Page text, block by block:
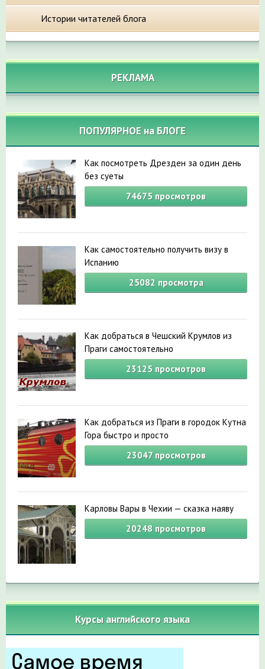
Истории читателей блога
РЕКЛАМА
ПОПУЛЯРНОЕ на БЛОГЕ
Как посмотреть Дрезден за один день
без суеты
74675 просмотров
Как самостоятельно получить визу в
Испанию
25082 просмотра
Как добраться в Чешский Крумлов из
Праги самостоятельно
23125 просмотров
Как добраться из Праги в городок Кутна
Гора быстро и просто
23047просмотров
Карловы Вары в Чехии — сказка наяву
20248 просмотров
Курсы английского языка